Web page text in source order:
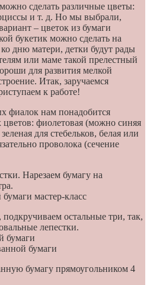
сделать различные цветы:
и т. д. Но мы выбрали,
– цветок из бумаги
букетик можно сделать на
дню матери, детки будут рады
или маме такой прелестный
для развития мелкой
Итак, заручаемся
к работе!
фиалок нам понадобится
цветов: фиолетовая (можно синяя
для стебельков, белая или
проволока (сечение
Нарезаем бумагу на
остальные три, так,
лепестки.
бумагу прямоугольником 4